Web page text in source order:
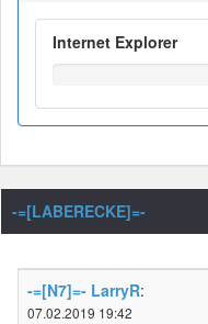
Internet Explorer
-=[LABERECKE]=-
-=[N7]=- LarryR:
07.02.2019 19:42